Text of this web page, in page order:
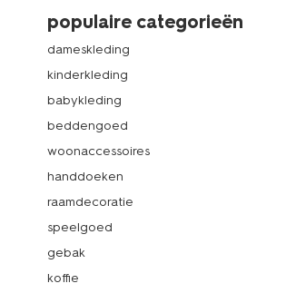
populaire categorieën
dameskleding
kinderkleding
babykleding
beddengoed
woonaccessoires
handdoeken
raamdecoratie
speelgoed
gebak
koffie